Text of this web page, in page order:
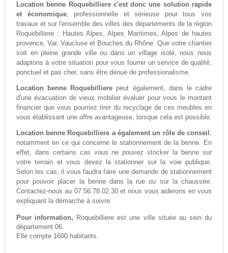
Location benne Roquebilliere c'est donc une solution rapide
et économique, professionnelle et sérieuse pour tous vos
travaux et sur l'ensemble des villes des départements de la région
Roquebilliere : Hautes Alpes, Alpes Maritimes, Alpes de hautes
provence, Var, Vaucluse et Bouches du Rhône. Que votre chantier
soit en pleine grande ville ou dans un village isolé, nous nous
adaptons à votre situation pour vous fournir un service de qualité,
ponctuel et pas cher, sans être dénué de professionalisme.
Location benne Roquebilliere peut également, dans le cadre
d'une évacuation de vieux mobilier évaluer pour vous le montant
financier que vous pourriez tirer du recyclage de ces meubles en
vous établissant une offre avantageuse, lorsque cela est possible.
Location benne Roquebilliere a également un rôle de conseil ,
notamment en ce qui concerne le stationnement de la benne. En
effet, dans certains cas vous ne pouvez stocker la benne sur
votre terrain et vous devez la stationner sur la voie publique.
Selon les cas, il vous faudra faire une demande de stationnement
pour pouvoir placer la benne dans la rue ou sur la chaussée.
Contactez-nous au 07.56.78.02.30 et nous vous aiderons en vous
expliquant la démarche à suivre.
Pour information, Roquebilliere est une ville située au sein du
département 06.
Elle compte 1600 habitants.